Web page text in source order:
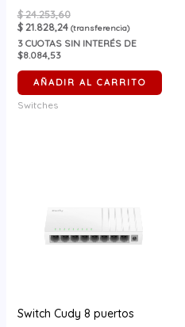
$24.253,60
$21.828,24 (transferencia)
3CUOTAS SIN INTERÉS DE
$8.084,53
AÑADIR AL CARRITO
Switches
Switch Cudy 8 puertos